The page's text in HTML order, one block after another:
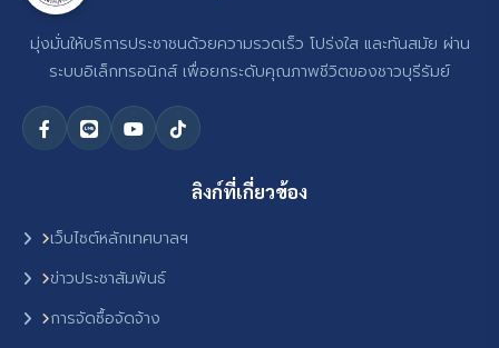
มุ่งมั่นให้บริการประชาชนด้วยความรวดเร็ว โปร่งใส และทันสมัย ผ่าน
ระบบอิเล็กทรอนิกส์ เพื่อยกระดับคุณภาพชีวิตของชาวบุรีรัมย์
ลิงก์ที่เกี่ยวข้อง
เว็บไซต์หลักเทศบาลฯ
ข่าวประชาสัมพันธ์
การจัดซื้อจัดจ้าง